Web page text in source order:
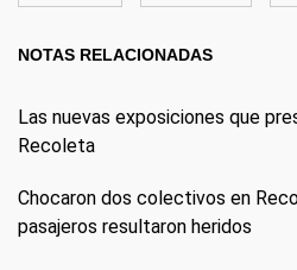
NOTAS RELACIONADAS
Las nuevas exposiciones que
Recoleta
Chocaron dos colectivos en
pasajeros resultaron heridos